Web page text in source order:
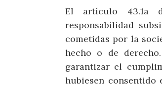
El artículo 43.1a
responsabilidad
cometidas por la
hecho o de
garantizar el
hubiesen